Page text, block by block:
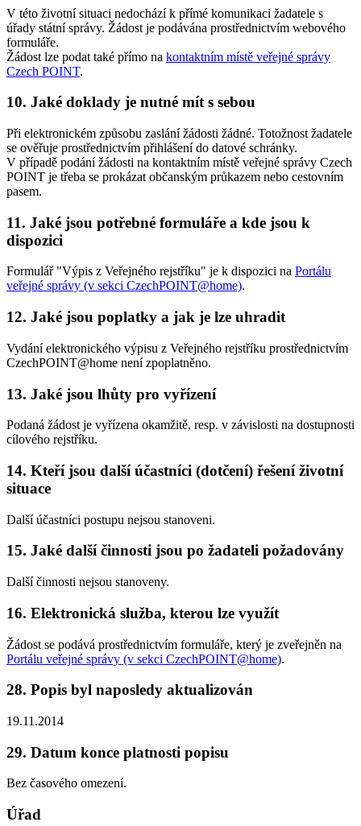
V této životní situaci nedochází k přímé komunikaci žadatele s
úřady státní správy. Žádost je podávána prostřednictvím webového
formuláře.
Žádost lze podat také přímo na kontaktním místě veřejné správy
Czech POINT.
10. Jaké doklady je nutné mít s sebou
Při elektronickém způsobu zaslání žádosti žádné. Totožnost žadatele
se ověřuje prostřednictvím přihlášení do datové schránky.
V případě podání žádosti na kontaktním místě veřejné správy Czech
POINT je třeba se prokázat občanským průkazem nebo cestovním
pasem.
11. Jaké jsou potřebné formuláře a kde jsou k
dispozici
Formulář "Výpis z Veřejného rejstříku" je k dispozici na Portálu
veřejné správy (v sekci CzechPOINT@home).
12. Jaké jsou poplatky a jak je lze uhradit
Vydání elektronického výpisu z Veřejného rejstříku prostřednictvím
CzechPOINT@home není zpoplatněno.
13. Jaké jsou lhůty pro vyřízení
Podaná žádost je vyřízena okamžitě, resp. v závislosti na dostupnosti
cílového rejstříku.
14. Kteří jsou další účastníci (dotčení) řešení životní
situace
Další účastníci postupu nejsou stanoveni.
15. Jaké další činnosti jsou po žadateli požadovány
Další činnosti nejsou stanoveny.
16. Elektronická služba, kterou lze využít
Žádost se podává prostřednictvím formuláře, který je zveřejněn na
Portálu veřejné správy (v sekci CzechPOINT@home).
28. Popis byl naposledy aktualizován
19.11.2014
29. Datum konce platnosti popisu
Bez časového omezení.
Úřad